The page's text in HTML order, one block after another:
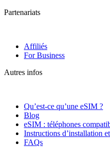
Partenariats
Affiliés
For Business
Autres infos
Qu’est-ce qu’une eSIM ?
Blog
eSIM : téléphones
Instructions d’installation
FAQs